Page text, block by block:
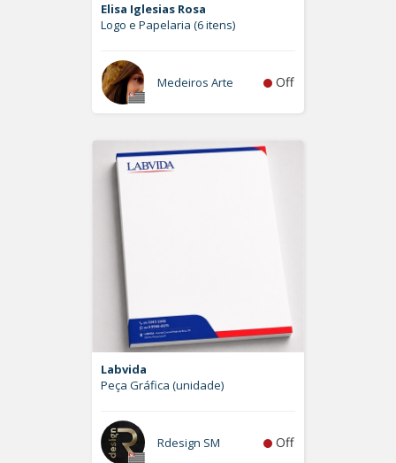
Elisa Iglesias Rosa
Logo e Papelaria (6 itens)
Medeiros Arte Off
Labvida
Peça Gráfica (unidade)
Rdesign SM Off